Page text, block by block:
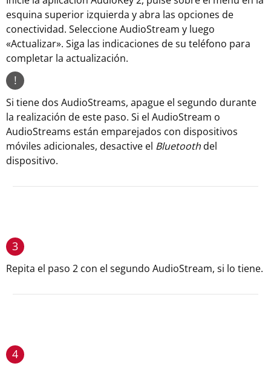
esquina superior izquierda y abra las opciones de
conectividad. Seleccione AudioStream y luego
«Actualizar». Siga las indicaciones de su teléfono para
completar la actualización.
!
Si tiene dos AudioStreams, apague el segundo durante
la realización de este paso. Si el AudioStream o
AudioStreams están emparejados con dispositivos
móviles adicionales, desactive el Bluetooth del
dispositivo.
3
Repita el paso 2 con el segundo AudioStream, si lo tiene.
4